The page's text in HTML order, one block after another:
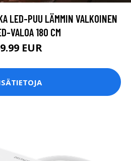
LED-PUU LÄMMIN VALKOINEN
VALOA 180 CM
EUR